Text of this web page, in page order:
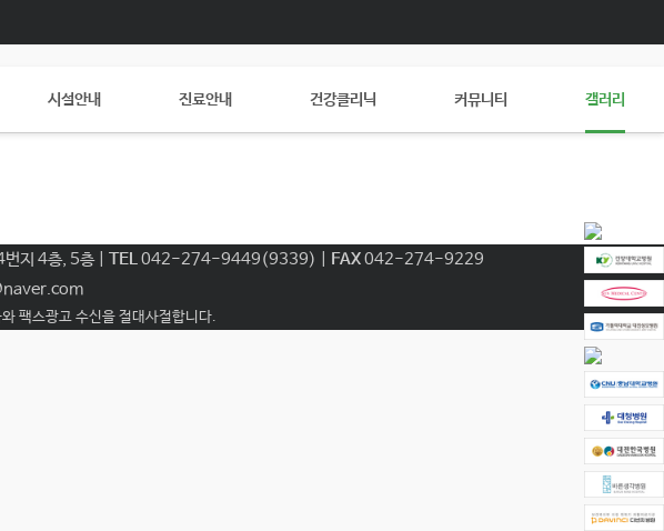
시설안내 진료안내 건강클리닉 커뮤니티 갤러리
지 4층, 5층 | TEL042-274-9449(9339) | FAX042-274-9229
팩스광고 수신을 절대사절합니다.